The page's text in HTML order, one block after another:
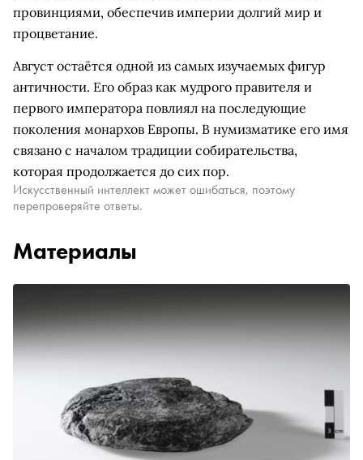
провинциями, обеспечив империи долгий мир и
процветание.
Август остаётся одной из самых изучаемых фигур
античности. Его образ как мудрого правителя и
первого императора повлиял на последующие
поколения монархов Европы. В нумизматике его имя
связано с началом традиции собирательства,
которая продолжается до сих пор.
Искусственный интеллект может ошибаться, поэтому
перепроверяйте ответы.
Материалы